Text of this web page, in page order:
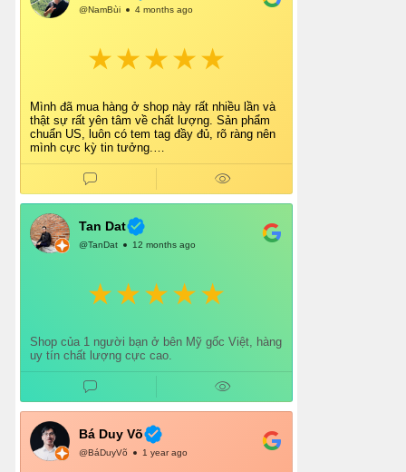
@NamBùi 4 months ago
Mình đã mua hàng ở shop này rất nhiều lần và
thật sự rất yên tâm về chất lượng. Sản phẩm
chuẩn US, luôn có tem tag đầy đủ, rõ ràng nên
mình cực kỳ tin tưởng.
Shop tư vấn nhiệt tình, giao hàng nhanh, đóng
gói cẩn thận. Mỗi lần mua đều cảm thấy hài
Chắc chắn mình sẽ tiếp tục ủng hộ shop lâu dài
và giới thiệu thêm cho bạn bè 👍
Tan Dat
@TanDat 12 months ago
Shop của 1 người bạn ở bên Mỹ gốc Việt, hàng
uy tín chất lượng cực cao.
Bá Duy Võ
@BáDuyVõ 1 year ago